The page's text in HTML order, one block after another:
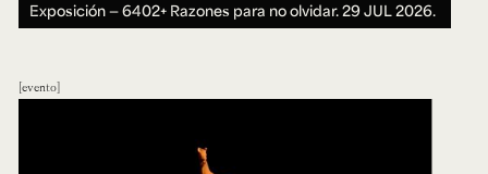
Exposición — 6402+ Razones para no olvidar.29 JUL 2026.
evento